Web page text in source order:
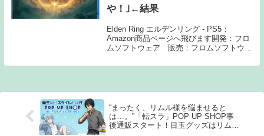
や！｣←結果
Elden Ring エルデンリング - PS5：
Amazon商品ページへ飛びます開発：フロ
ムソフトウェア 販売：フロムソフトウェ
1: 名無しさん ゲーム開発者｢フルコンプし
“まったく、リムル様を悩ませると
は…。”「転スラ」POP UP SHOP事
後通販スタート！目玉グッズはリムル